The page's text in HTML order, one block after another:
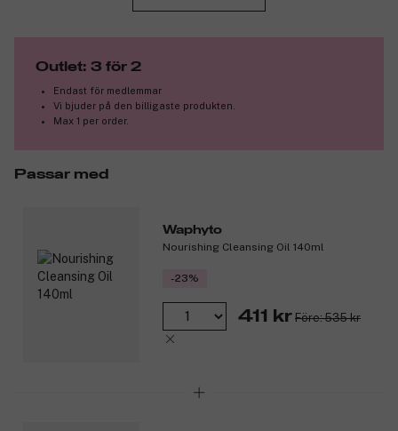
Outlet: 3 för 2
Endast för medlemmar
Vi bjuder på den billigaste produkten.
Max 1 per order.
Passar med
Waphyto
Nourishing Cleansing Oil 140ml
-23%
411 kr Före: 535 kr